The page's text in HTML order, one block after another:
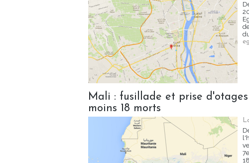
Mali : fusillade et prise
moins 18 morts